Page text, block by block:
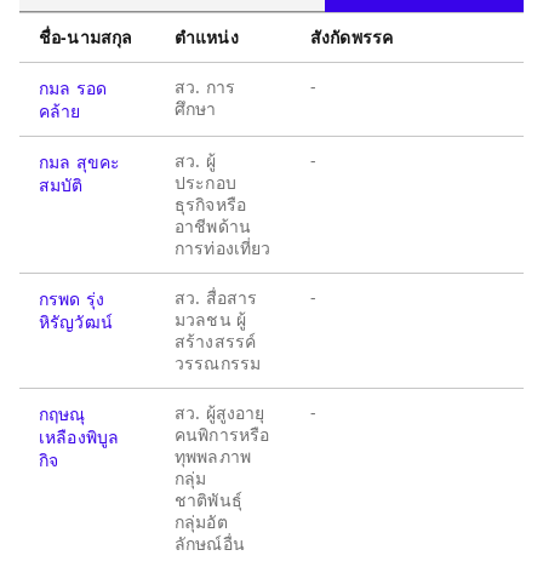
ชื่อ-นามสกุล ตำแหน่ง สังกัดพรรค
กมล รอด
คล้าย
สว. การ
ศึกษา
-
กมล สุขคะ
สมบัติ
สว. ผู้
ประกอบ
ธุรกิจหรือ
อาชีพด้าน
การท่องเที่ยว
-
กรพด รุ่ง
หิรัญวัฒน์
สว. สื่อสาร
มวลชน ผู้
สร้างสรรค์
วรรณกรรม
-
กฤษณุ
เหลืองพิบูล
กิจ
สว. ผู้สูงอายุ
คนพิการหรือ
ทุพพลภาพ
กลุ่ม
ชาติพันธุ์
กลุ่มอัต
ลักษณ์อื่น
-